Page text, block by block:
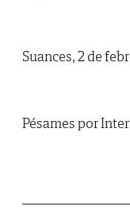
Suances, 2 de
Pésames por